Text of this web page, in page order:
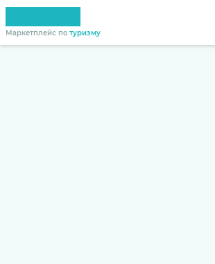
Маркетплейс по туризму